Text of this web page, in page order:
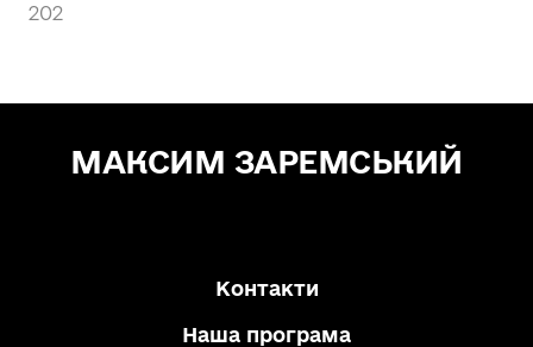
202
МАКСИМ ЗАРЕМСЬКИЙ
Контакти
Наша програма